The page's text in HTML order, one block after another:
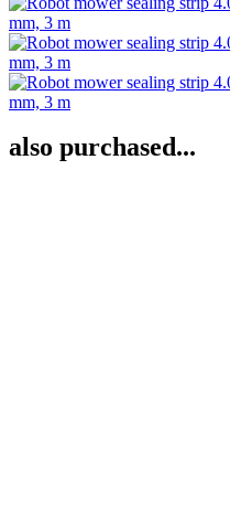
also purchased...